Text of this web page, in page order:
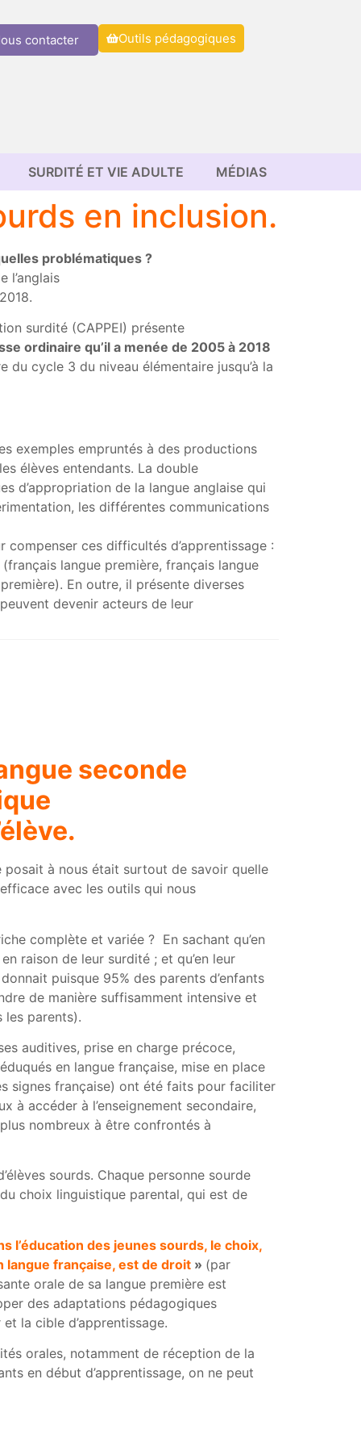
contacter Outils pédagogiques
SURDITÉ ET VIE ADULTE MÉDIAS
en inclusion.
problématiques ?
l’anglais
surdité (CAPPEI) présente
ordinaire qu’il a menée de 2005 à 2018
cycle 3 du niveau élémentaire jusqu’à la
exemples empruntés à des productions
élèves entendants. La double
d’appropriation de la langue anglaise qui
les différentes communications
compenser ces difficultés d’apprentissage :
langue première, français langue
En outre, il présente diverses
devenir acteurs de leur
seconde
à nous était surtout de savoir quelle
avec les outils qui nous
complète et variée ? En sachant qu’en
raison de leur surdité ; et qu’en leur
puisque 95% des parents d’enfants
de manière suffisamment intensive et
les parents).
auditives, prise en charge précoce,
en langue française, mise en place
signes française) ont été faits pour faciliter
à accéder à l’enseignement secondaire,
nombreux à être confrontés à
sourds. Chaque personne sourde
choix linguistique parental, qui est de
l’éducation des jeunes sourds, le choix,
langue française, est de droit » (par
orale de sa langue première est
des adaptations pédagogiques
la cible d’apprentissage.
orales, notamment de réception de la
en début d’apprentissage, on ne peut